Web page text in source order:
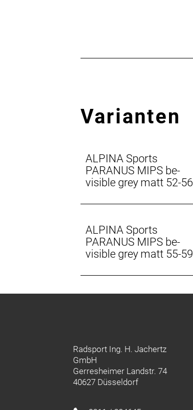
Varianten
ALPINA Sports
PARANUS MIPS be-
visible grey matt 52-56
ALPINA Sports
PARANUS MIPS be-
visible grey matt 55-59
Radsport Ing. H. Jachertz
GmbH
Gerresheimer Landstr. 74
40627 Düsseldorf